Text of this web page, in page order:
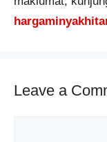
Leave a